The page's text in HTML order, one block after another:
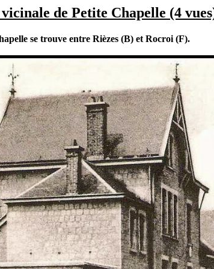
de Petite Chapelle (4
se trouve entre Rièzes (B) et Rocroi (F).